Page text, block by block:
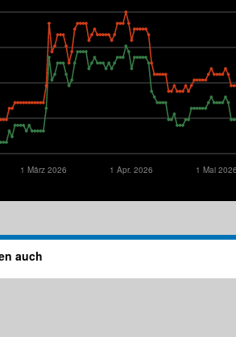
1 Mai 2026
1 Apr. 2026
1 März 2026
auch